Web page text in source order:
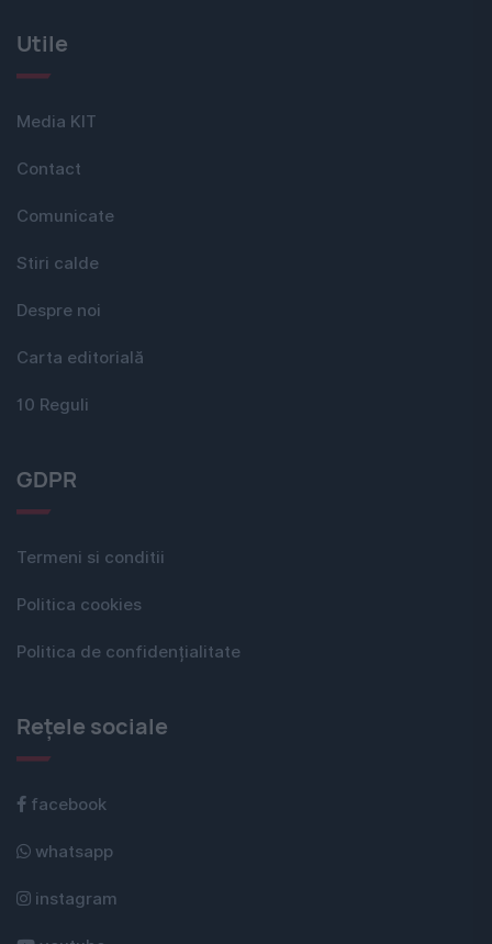
Utile
Media KIT
Contact
Comunicate
Stiri calde
Despre noi
Carta editorială
10 Reguli
GDPR
Termeni si conditii
Politica cookies
Politica de confidențialitate
Rețele sociale
facebook
whatsapp
instagram